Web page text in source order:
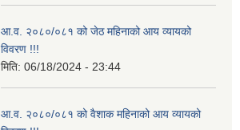
आ.व. २०८०/०८१ को जेठ महिनाको आय व्यायको
विवरण !!!
मिति: 06/18/2024 - 23:44
आ.व. २०८०/०८१ को वैशाक महिनाको आय व्यायको